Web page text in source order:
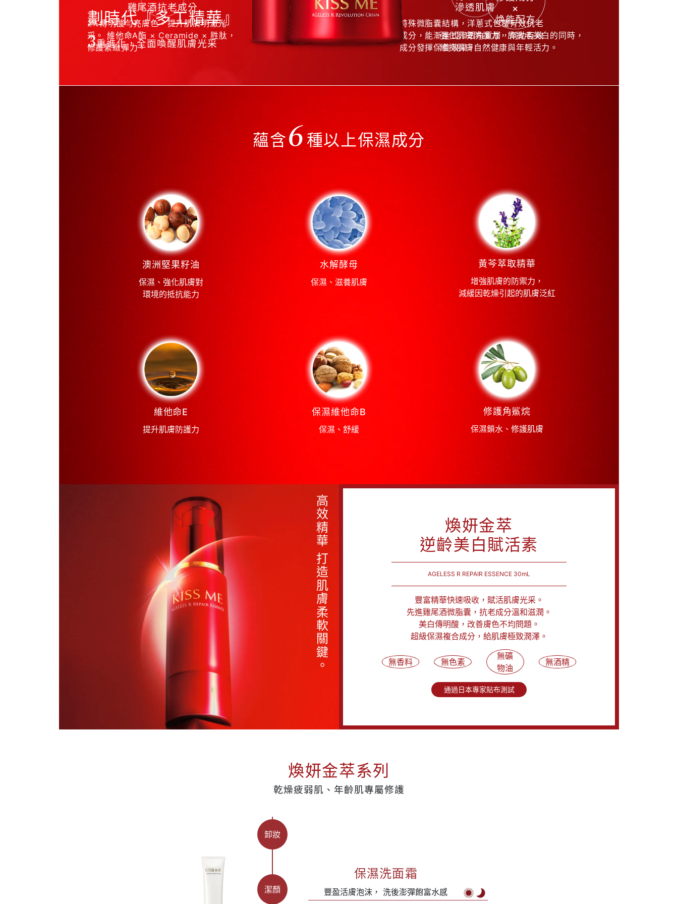
劃時代『多工精華』
3重進化，全面喚醒肌膚光采
雞尾酒抗老成分
2%傳明酸勻亮膚色，提升肌膚明澈光
采。 維他命A酯 × Ceramide × 胜肽，
修護緊緻彈力。
滲透肌膚
特殊微脂囊結構，洋蔥式包覆有效抗老
成分，能漸進式滲透角質層，幫助有效
成分發揮保養效果。
×
焕能配方
強化肌膚防護力，於抗老美白的同時，
維持肌膚自然健康與年輕活力。
蘊含6 種以上保濕成分
澳洲堅果籽油
保濕、強化肌膚對
環境的抵抗能力
水解酵母
保濕、滋養肌膚
黃芩萃取精華
增強肌膚的防禦力，
減緩因乾燥引起的肌膚泛紅
維他命E
提升肌膚防護力
保濕維他命B
保濕、舒緩
修護角鯊烷
保濕鎖水、修護肌膚
高效精華 打造肌膚柔軟關鍵。
煥妍金萃
逆齡美白賦活素
AGELESS R REPAIR ESSENCE 30mL
豐富精華快速吸收，賦活肌膚光采。
先進雞尾酒微脂囊，抗老成分溫和滋潤。
美白傳明酸，改善膚色不均問題。
超級保濕複合成分，給肌膚極致潤澤。
無香料 無色素
無礦
物油
無酒精
通過日本專家貼布測試
煥妍金萃系列
乾燥疲弱肌、年齡肌專屬修護
卸妝
潔顏
保濕洗面霜
豐盈活膚泡沫，洗後澎彈飽富水感